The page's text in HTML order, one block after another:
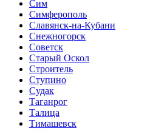
Сим
Симферополь
Славянск-на-Кубани
Снежногорск
Советск
Старый Оскол
Строитель
Ступино
Судак
Таганрог
Талица
Тимашевск